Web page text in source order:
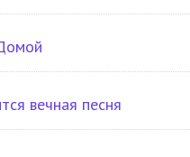
вечная песня